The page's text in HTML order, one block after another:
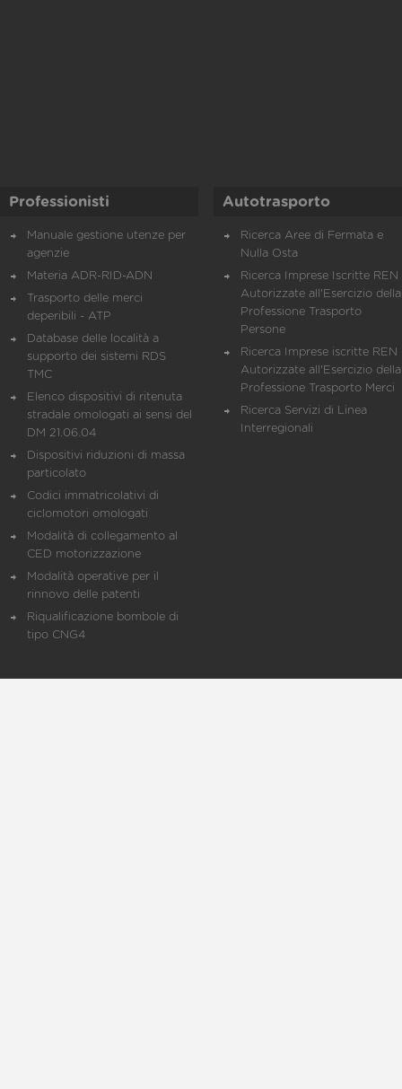
Professionisti
Manuale gestione utenze per
agenzie
Materia ADR-RID-ADN
Trasporto delle merci
deperibili - ATP
Database delle località a
supporto dei sistemi RDS
TMC
Elenco dispositivi di ritenuta
stradale omologati ai sensi del
DM 21.06.04
Dispositivi riduzioni di massa
particolato
Codici immatricolativi di
ciclomotori omologati
Modalità di collegamento al
CED motorizzazione
Modalità operative per il
rinnovo delle patenti
Riqualificazione bombole di
tipo CNG4
Autotrasporto
Ricerca Aree di Fermata e
Nulla Osta
Ricerca Imprese Iscritte REN
Autorizzate all'Esercizio della
Professione Trasporto
Persone
Ricerca Imprese iscritte REN
Autorizzate all'Esercizio della
Professione Trasporto Merci
Ricerca Servizi di Linea
Interregionali